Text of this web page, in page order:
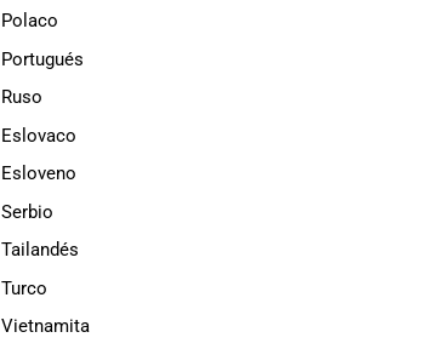
Polaco
Portugués
Ruso
Eslovaco
Esloveno
Serbio
Tailandés
Turco
Vietnamita